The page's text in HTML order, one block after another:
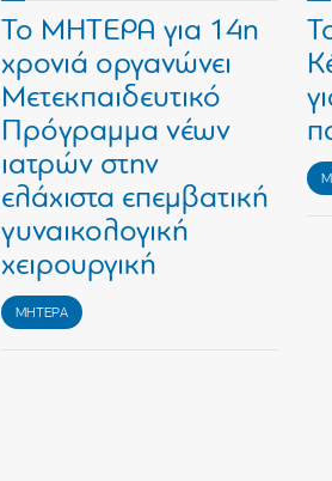
Το ΜΗΤΕΡΑ για 14η
χρονιά οργανώνει
Μετεκπαιδευτικό
Πρόγραμμα νέων
ιατρών στην
ελάχιστα επεμβατική
γυναικολογική
χειρουργική
ΜΗΤΕΡΑ